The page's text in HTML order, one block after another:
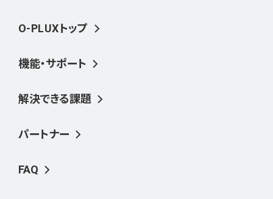
O-PLUXトップ
機能・サポート
解決できる課題
パートナー
FAQ